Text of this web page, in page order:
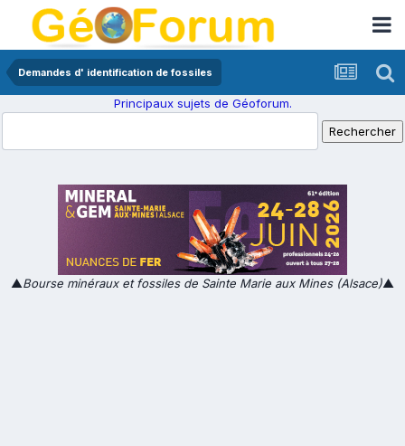
Demandes d' identification de fossiles
Principaux sujets de Géoforum.
▲Bourse minéraux et fossiles de Sainte Marie aux Mines (Alsace)▲